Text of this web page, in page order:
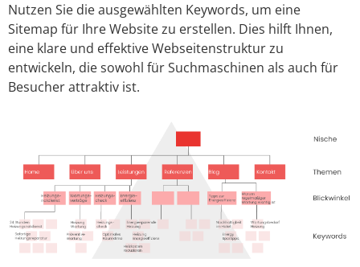
Nutzen Sie die ausgewählten Keywords, um eine
Sitemap für Ihre Website zu erstellen. Dies hilft Ihnen,
eine klare und effektive Webseitenstruktur zu
entwickeln, die sowohl für Suchmaschinen als auch für
Besucher attraktiv ist.